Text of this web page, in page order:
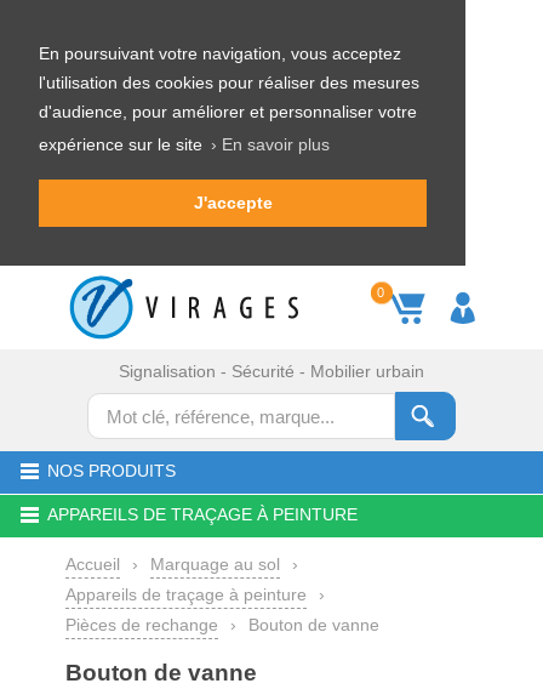
En poursuivant votre navigation, vous acceptez
l'utilisation des cookies pour réaliser des mesures
d'audience, pour améliorer et personnaliser votre
expérience sur le site › En savoir plus
J'accepte
0
Signalisation - Sécurité - Mobilier urbain
NOS PRODUITS
APPAREILS DE TRAÇAGE À PEINTURE
Accueil › Marquage au sol
›
Appareils de traçage à peinture
›
Pièces de rechange
› Bouton de vanne
Bouton de vanne